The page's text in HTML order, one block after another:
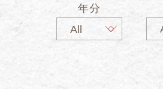
年分